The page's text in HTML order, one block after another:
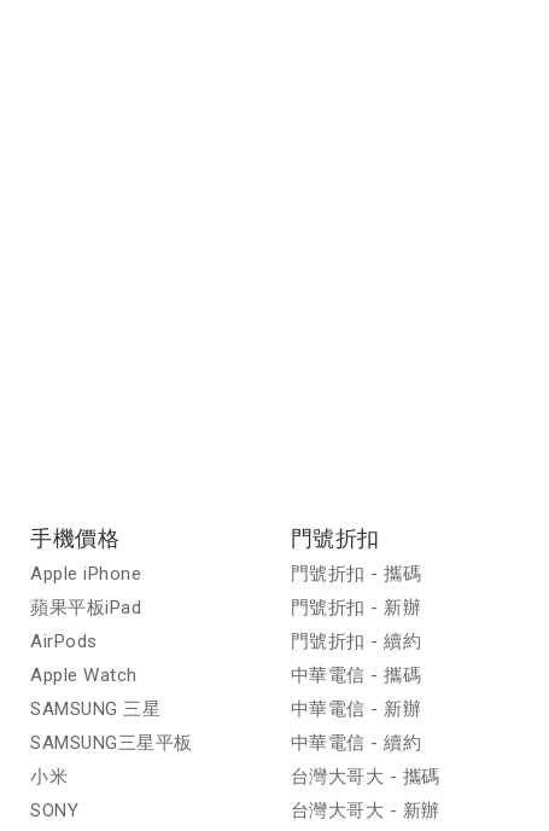
手機價格
Apple iPhone
蘋果平板iPad
AirPods
Apple Watch
SAMSUNG 三星
SAMSUNG三星平板
小米
SONY
門號折扣
門號折扣 - 攜碼
門號折扣 - 新辦
門號折扣 - 續約
中華電信 - 攜碼
中華電信 - 新辦
中華電信 - 續約
台灣大哥大 - 攜碼
台灣大哥大 - 新辦